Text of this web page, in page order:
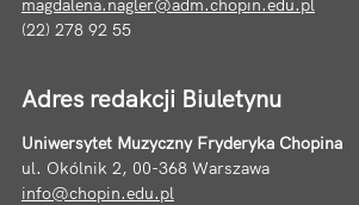
magdalena.nagler@adm.chopin.edu.pl
(22) 278 92 55
Adres redakcji Biuletynu
Uniwersytet Muzyczny Fryderyka Chopina
ul. Okólnik 2, 00-368 Warszawa
info@chopin.edu.pl